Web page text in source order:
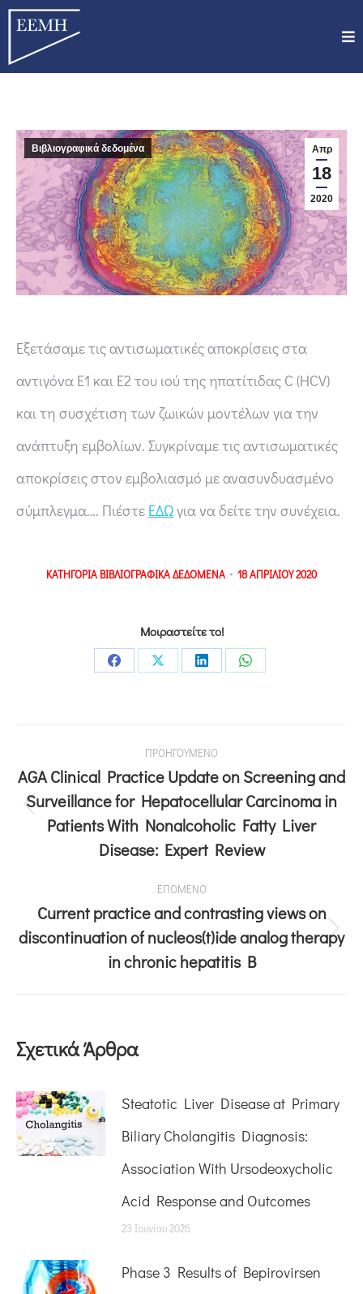
Απρ
18
2020
Βιβλιογραφικά δεδομένα
Εξετάσαμε τις αντισωματικές αποκρίσεις στα
αντιγόνα Ε1 και Ε2 του ιού της ηπατίτιδας C (HCV)
και τη συσχέτιση των ζωικών μοντέλων για την
ανάπτυξη εμβολίων. Συγκρίναμε τις αντισωματικές
αποκρίσεις στον εμβολιασμό με ανασυνδυασμένο
σύμπλεγμα…. Πιέστε ΕΔΩγια να δείτε την συνέχεια.
ΚΑΤΗΓΟΡΙΑ ΒΙΒΛΙΟΓΡΑΦΙΚΑ ΔΕΔΟΜΕΝΑ 18 ΑΠΡΙΛΙΟΥ 2020
Μοιραστείτε το!
ΠΡΟΗΓΟΥΜΕΝΟ
AGA Clinical Practice Update on Screening and
Surveillance for Hepatocellular Carcinoma in
Patients With Nonalcoholic Fatty Liver
Disease: Expert Review
ΕΠΟΜΕΝΟ
Current practice and contrasting views on
discontinuation of nucleos(t)ide analog therapy
in chronic hepatitis B
Σχετικά Άρθρα
Steatotic Liver Disease at Primary
Biliary Cholangitis Diagnosis:
Association With Ursodeoxycholic
Acid Response and Outcomes
23 Ιουνίου 2026
Phase 3 Results of Bepirovirsen